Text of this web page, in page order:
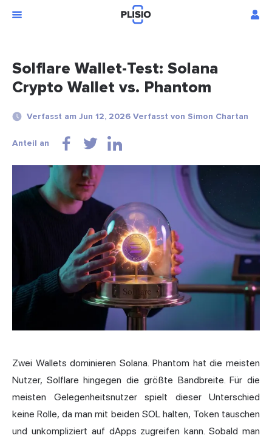
Solflare Wallet-Test: Solana
Crypto Wallet vs. Phantom
Verfasst am Jun 12, 2026 Verfasst von Simon Chartan
Anteil an
Zwei Wallets dominieren Solana. Phantom hat die meisten
Nutzer, Solflare hingegen die größte Bandbreite. Für die
meisten Gelegenheitsnutzer spielt dieser Unterschied
keine Rolle, da man mit beiden SOL halten, Token tauschen
und unkompliziert auf dApps zugreifen kann. Sobald man